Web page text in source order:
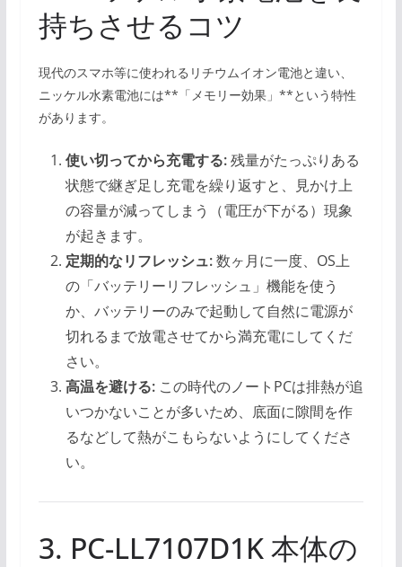
持ちさせるコツ
現代のスマホ等に使われるリチウムイオン電池と違い、
ニッケル水素電池には**「メモリー効果」**という特性
があります。
使い切ってから充電する:残量がたっぷりある
状態で継ぎ足し充電を繰り返すと、見かけ上
の容量が減ってしまう（電圧が下がる）現象
が起きます。
定期的なリフレッシュ:数ヶ月に一度、OS上
の「バッテリーリフレッシュ」機能を使う
か、バッテリーのみで起動して自然に電源が
切れるまで放電させてから満充電にしてくだ
さい。
高温を避ける:この時代のノートPCは排熱が追
いつかないことが多いため、底面に隙間を作
るなどして熱がこもらないようにしてくださ
い。
3. PC-LL7107D1K 本体の